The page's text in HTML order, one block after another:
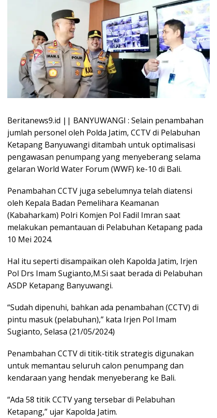
Beritanews9.id || BANYUWANGI : Selain penambahan
jumlah personel oleh Polda Jatim, CCTV di Pelabuhan
Ketapang Banyuwangi ditambah untuk optimalisasi
pengawasan penumpang yang menyeberang selama
gelaran World Water Forum (WWF) ke-10 di Bali.
Penambahan CCTV juga sebelumnya telah diatensi
oleh Kepala Badan Pemelihara Keamanan
(Kabaharkam) Polri Komjen Pol Fadil Imran saat
melakukan pemantauan di Pelabuhan Ketapang pada
10 Mei 2024.
Hal itu seperti disampaikan oleh Kapolda Jatim, Irjen
Pol Drs Imam Sugianto,M.Si saat berada di Pelabuhan
ASDP Ketapang Banyuwangi.
“Sudah dipenuhi, bahkan ada penambahan (CCTV) di
pintu masuk (pelabuhan),” kata Irjen Pol Imam
Sugianto, Selasa (21/05/2024)
Penambahan CCTV di titik-titik strategis digunakan
untuk memantau seluruh calon penumpang dan
kendaraan yang hendak menyeberang ke Bali.
“Ada 58 titik CCTV yang tersebar di Pelabuhan
Ketapang,” ujar Kapolda Jatim.